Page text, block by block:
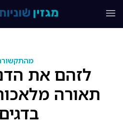
לזהם את
תאורה